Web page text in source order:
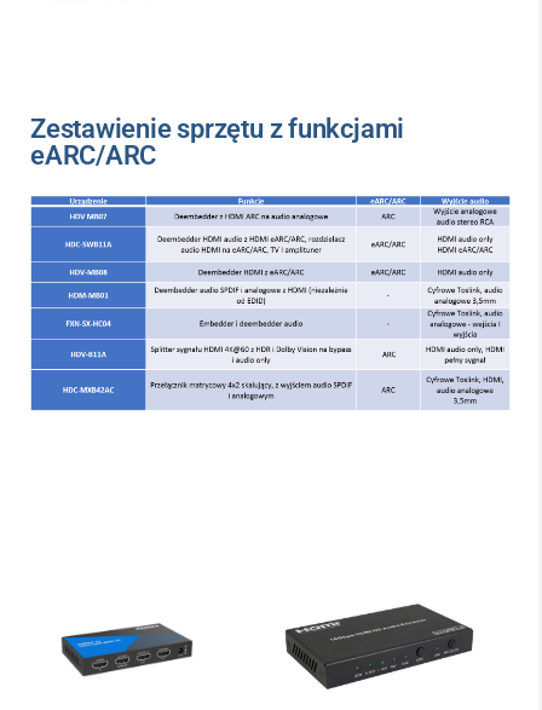
Zestawienie sprzętu z funkcjami
eARC/ARC